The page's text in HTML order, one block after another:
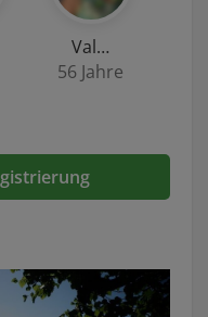
Val…
56 Jahre